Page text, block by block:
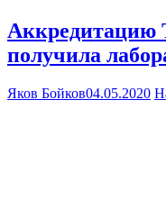
Аккредитацию
получила
Яков Бойков04.05.2020